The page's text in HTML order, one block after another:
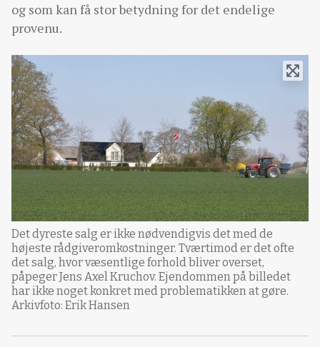
og som kan få stor betydning for det endelige
provenu.
Det dyreste salg er ikke nødvendigvis det med de
højeste rådgiveromkostninger. Tværtimod er det ofte
det salg, hvor væsentlige forhold bliver overset,
påpeger Jens Axel Kruchov. Ejendommen på billedet
har ikke noget konkret med problematikken at gøre.
Arkivfoto: Erik Hansen